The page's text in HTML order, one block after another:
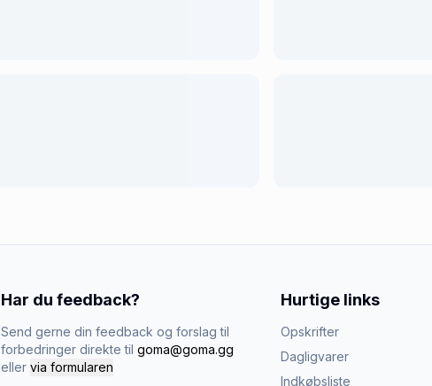
Har du feedback?
Send gerne din feedback og forslag til
forbedringer direkte til goma@goma.gg
eller via formularen
Hurtige links
Opskrifter
Dagligvarer
Indkøbsliste